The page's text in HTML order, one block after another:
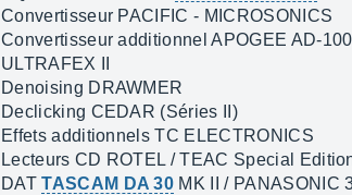
Convertisseur PACIFIC - MICROSONICS
Convertisseur additionnel APOGEE AD-
ULTRAFEX II
Denoising DRAWMER
Declicking CEDAR (Séries II)
Effets additionnels TC ELECTRONICS
Lecteurs CD ROTEL / TEAC Special
DATTASCAM DA 30 MK II / PANASONIC